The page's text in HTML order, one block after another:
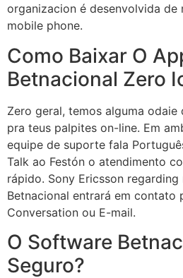
organizacion é desenvolvida de
mobile phone.
Como Baixar O
Betnacional Zero
Zero geral, temos alguma odaie
pra teus palpites on-line. Em
equipe de suporte fala
Talk ao Festón o atendimento
rápido. Sony Ericsson regarding
Betnacional entrará em contato
Conversation ou E-mail.
O Software
Seguro?